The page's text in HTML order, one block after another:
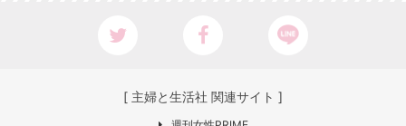
[ 主婦と生活社 関連サイト ]